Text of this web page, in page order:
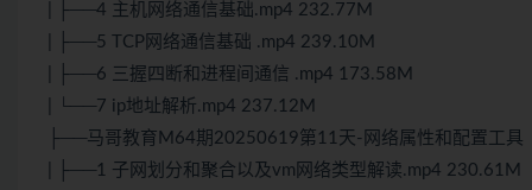
| ├──4 主机网络通信基础.mp4 232.77M
| ├──5 TCP网络通信基础 .mp4 239.10M
| ├──6 三握四断和进程间通信 .mp4 173.58M
| └──7 ip地址解析.mp4 237.12M
├──马哥教育M64期20250619第11天-网络属性和配置工具
| ├──1 子网划分和聚合以及vm网络类型解读.mp4 230.61M